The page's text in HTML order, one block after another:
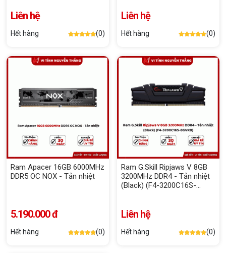
Liên hệ
Hết hàng (0)
Liên hệ
Hết hàng (0)
Ram Apacer 16GB 6000MHz
DDR5 OC NOX - Tản nhiệt
5.190.000 đ
Hết hàng (0)
Ram G.Skill Ripjaws V 8GB
3200MHz DDR4 - Tản nhiệt
(Black) (F4-3200C16S-
Liên hệ
Hết hàng (0)